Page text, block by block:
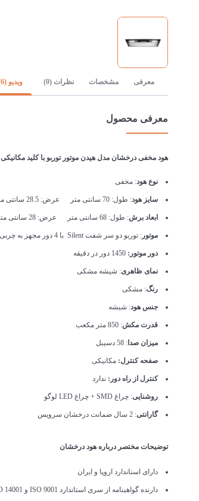
معرفی مشخصات نظرات (0) ویدیو (6)
معرفی محصول
هود مخفی درخشان مدل هیدن موتور توربو با کلید مکانیکی
نوع هود: مخفی
سایز هود: طول: 70 سانتی متر عرض: 28.5 سانتی متر
ابعاد برش: طول: 68 سانتی متر عرض: 28 سانتی متر
موتور : توربو دو سر شفت Silent با 4 دور مجهز به چربی گیر و ترموگارد
دور موتور:
نمای ظاهری: شیشه مشکی
رنگ: مشکی
جنس هود: شیشه
قدرت مکش: 850 متر مکعب
میزان صدا: 58 دسیبل
صفحه کنترل: مکانیکی
کنترل از راه دور: ندارد
روشنایی: چراغ SMD + چراغ LED لوگو
گارانتی: 2 سال ضمانت درخشان سرویس
توضیحات مختصر درباره هود درخشان
دارای استاندارد اروپا و ایران
دارنده گواهینامه از سری استاندارد ISO 9001 و ISO 14001 و ISO 18001 و ISO 41001